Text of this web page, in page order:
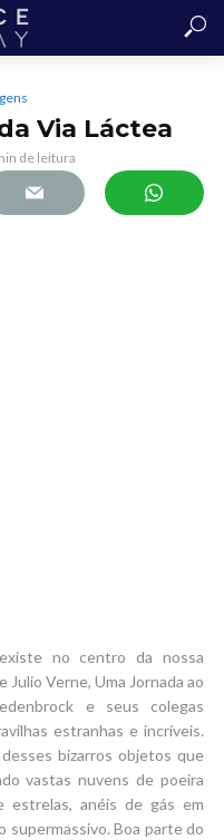
Via Láctea
de leitura
no centro da nossa
Julio Verne, Uma Jornada ao
e seus colegas
estranhas e incríveis.
bizarros objetos que
vastas nuvens de poeira
estrelas, anéis de gás em
supermassivo. Boa parte do